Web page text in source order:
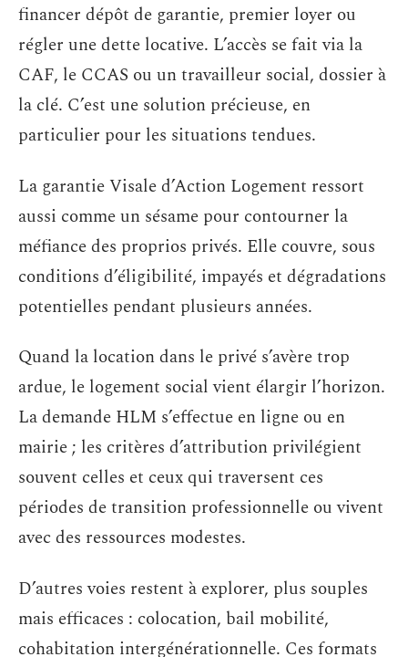
financer dépôt de garantie, premier loyer ou
régler une dette locative. L’accès se fait via la
CAF, le CCAS ou un travailleur social, dossier à
la clé. C’est une solution précieuse, en
particulier pour les situations tendues.
La garantie Visale d’Action Logement ressort
aussi comme un sésame pour contourner la
méfiance des proprios privés. Elle couvre, sous
conditions d’éligibilité, impayés et dégradations
potentielles pendant plusieurs années.
Quand la location dans le privé s’avère trop
ardue, le logement social vient élargir l’horizon.
La demande HLM s’effectue en ligne ou en
mairie ; les critères d’attribution privilégient
souvent celles et ceux qui traversent ces
périodes de transition professionnelle ou vivent
avec des ressources modestes.
D’autres voies restent à explorer, plus souples
mais efficaces : colocation, bail mobilité,
cohabitation intergénérationnelle. Ces formats